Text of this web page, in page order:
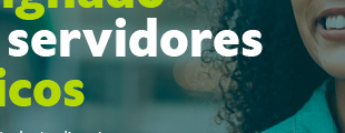
caminhão e carro deixa quatro mortos e
Negra ganha projeção nacional com
tem chances de chuvas isoladas nesta